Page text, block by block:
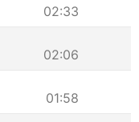
02:33
02:06
01:58